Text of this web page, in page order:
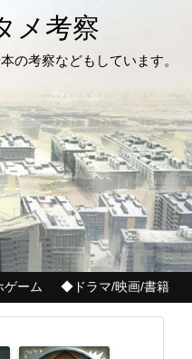
メ考察
の考察などもしています。
ーム ◆ドラマ/映画/書籍